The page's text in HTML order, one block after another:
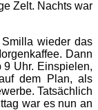
Zelt. Nachts war
wieder das
Dann
Uhr. Einspielen,
dem Plan, als
Tatsächlich
war es nun an